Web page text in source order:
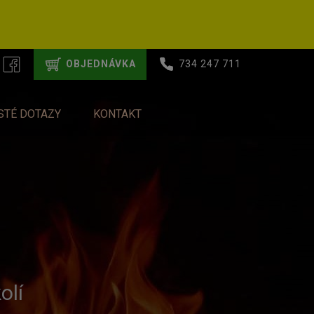
OBJEDNÁVKA 734 247 711
DOTAZY KONTAKT